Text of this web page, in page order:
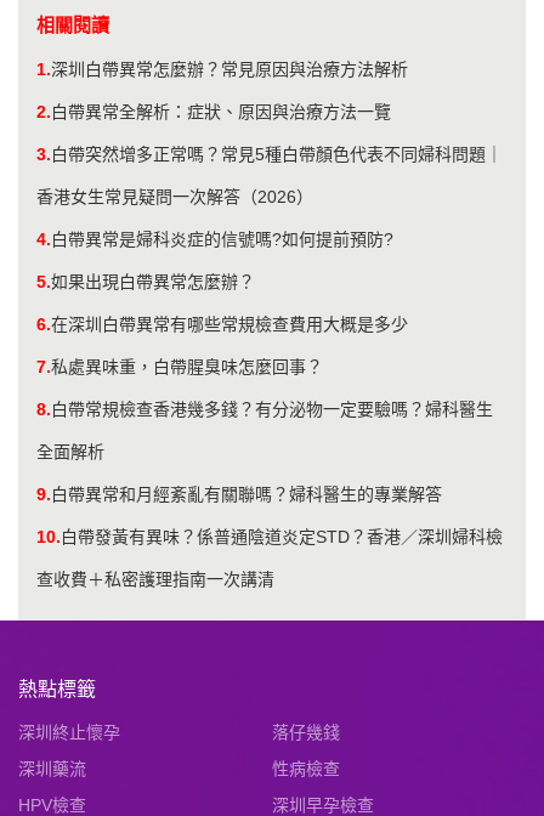
相關閱讀
1.深圳白帶異常怎麼辦？常見原因與治療方法解析
2.白帶異常全解析：症狀、原因與治療方法一覽
3.白帶突然增多正常嗎？常見5種白帶顏色代表不同婦科問題｜
香港女生常見疑問一次解答（2026）
4.白帶異常是婦科炎症的信號嗎?如何提前預防?
5.如果出現白帶異常怎麼辦？
6.在深圳白帶異常有哪些常規檢查費用大概是多少
7.私處異味重，白帶腥臭味怎麼回事？
8.白帶常規檢查香港幾多錢？有分泌物一定要驗嗎？婦科醫生
全面解析
9.​白帶異常和月經紊亂有關聯嗎？婦科醫生的專業解答
10.白帶發黃有異味？係普通陰道炎定STD？香港／深圳婦科檢
查收費＋私密護理指南一次講清
熱點標籤
深圳終止懷孕
落仔幾錢
深圳藥流
性病檢查
HPV檢查
深圳早孕檢查